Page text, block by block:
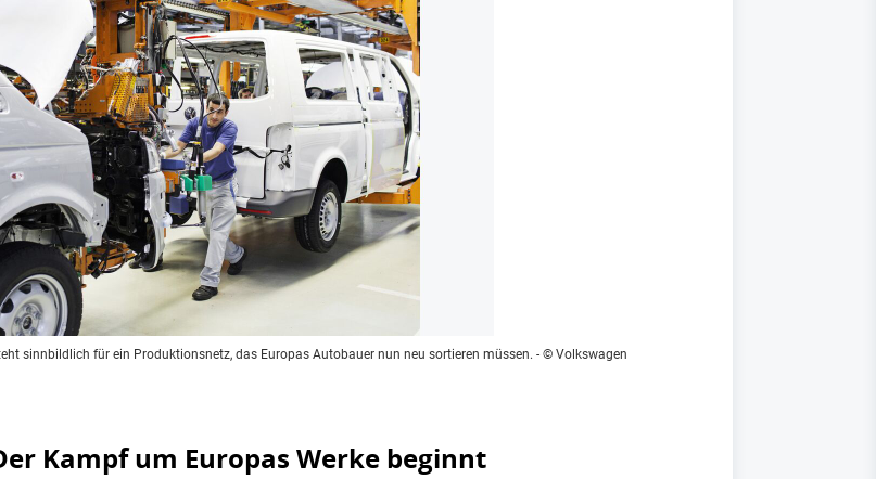
sinnbildlich für ein Produktionsnetz, das Europas Autobauer nun neu sortieren müssen. - © Volkswagen
Kampf um Europas Werke beginnt